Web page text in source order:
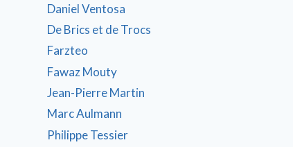
Daniel Ventosa
De Brics et de Trocs
Farzteo
Fawaz Mouty
Jean-Pierre Martin
Marc Aulmann
Philippe Tessier